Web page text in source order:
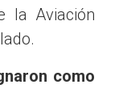
la Aviación
como